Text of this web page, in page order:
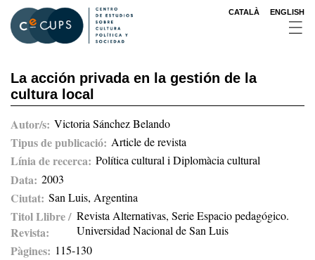
contenido
principal
CATALÀ ENGLISH
La acción privada en la gestión de la
cultura local
Autor/s Victoria Sánchez Belando
Tipus de publicació Article de revista
Línia de recerca Política cultural i Diplomàcia cultural
Data 2003
Ciutat San Luis, Argentina
Titol Llibre /
Revista
Revista Alternativas, Serie Espacio pedagógico.
Universidad Nacional de San Luis
Pàgines 115-130